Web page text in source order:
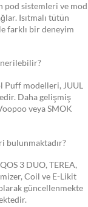
pod sistemleri ve mod
Isıtmalı tütün
farklı bir deneyim
Puff modelleri, JUUL
Daha gelişmiş
veya SMOK
bulunmaktadır?
3 DUO, TEREA,
Coil ve E-Likit
güncellenmekte